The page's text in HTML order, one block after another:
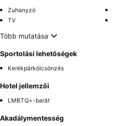
Zuhanyzó
TV
Több mutatása
Sportolási lehetőségek
Kerékpárkölcsönzés
Hotel jellemzői
LMBTQ+-barát
Akadálymentesség